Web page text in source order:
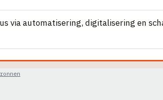
via automatisering, digitalisering en